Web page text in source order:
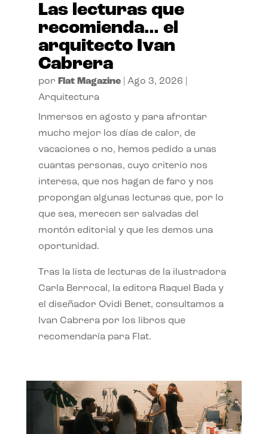
Las lecturas que
recomienda… el
arquitecto Ivan
Cabrera
por Flat Magazine| Ago 3, 2026
Arquitectura
Inmersos en agosto y para afrontar
mucho mejor los días de calor, de
vacaciones o no, hemos pedido a unas
cuantas personas, cuyo criterio nos
interesa, que nos hagan de faro y nos
propongan algunas lecturas que, por lo
que sea, merecen ser salvadas del
montón editorial y que les demos una
oportunidad.
Tras la lista de lecturas de la ilustradora
Carla Berrocal, la editora Raquel Bada y
el diseñador Ovidi Benet, consultamos a
Ivan Cabrera por los libros que
recomendaría para Flat.